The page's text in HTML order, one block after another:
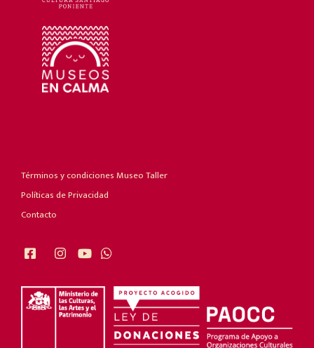
Términos y condiciones Museo Taller
Políticas de Privacidad
Contacto